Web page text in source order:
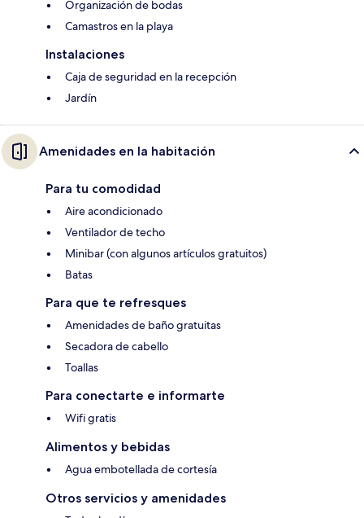
Organización de bodas
Camastros en la playa
Instalaciones
Caja de seguridad en la recepción
Jardín
Amenidades en la habitación
Para tu comodidad
Aire acondicionado
Ventilador de techo
Minibar (con algunos artículos gratuitos)
Batas
Para que te refresques
Amenidades de baño gratuitas
Secadora de cabello
Toallas
Para conectarte e informarte
Wifi gratis
Alimentos y bebidas
Agua embotellada de cortesía
Otros servicios y amenidades